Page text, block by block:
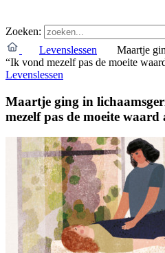
Zoeken:
Levenslessen
Maartje
“Ik vond mezelf pas de moeite
Levenslessen
Maartje ging in
mezelf pas de moeite waard